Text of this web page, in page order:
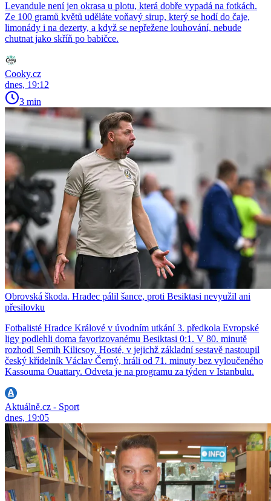
Levandule není jen okrasa u plotu, která dobře vypadá na fotkách.
Ze 100 gramů květů uděláte voňavý sirup, který se hodí do čaje,
limonády i na dezerty, a když se nepřežene louhování, nebude
chutnat jako skříň po babičce.
Cooky.cz
dnes, 19:12
3 min
Obrovská škoda. Hradec pálil šance, proti Besiktasi nevyužil ani
přesilovku
Fotbalisté Hradce Králové v úvodním utkání 3. předkola Evropské
ligy podlehli doma favorizovanému Besiktasi 0:1. V 80. minutě
rozhodl Semih Kilicsoy. Hosté, v jejichž základní sestavě nastoupil
český křídelník Václav Černý, hráli od 71. minuty bez vyloučeného
Kassouma Ouattary. Odveta je na programu za týden v Istanbulu.
Aktuálně.cz - Sport
dnes, 19:05